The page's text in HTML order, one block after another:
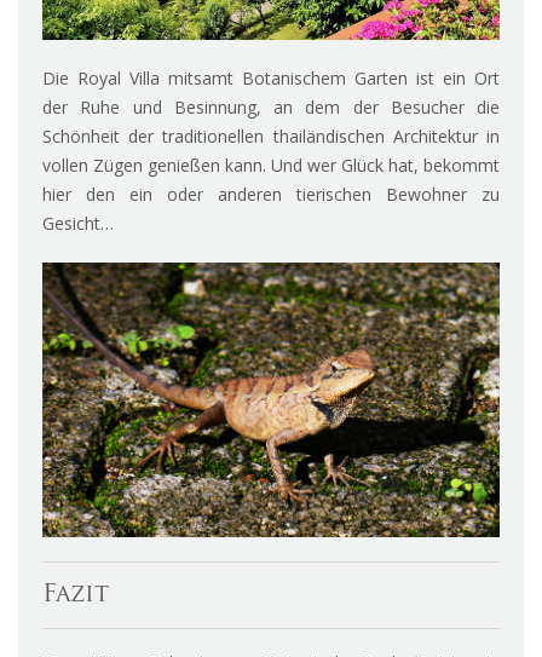
Die Royal Villa mitsamt Botanischem Garten ist ein Ort
der Ruhe und Besinnung, an dem der Besucher die
Schönheit der traditionellen thailändischen Architektur in
vollen Zügen genießen kann. Und wer Glück hat, bekommt
hier den ein oder anderen tierischen Bewohner zu
Gesicht…
Fazit